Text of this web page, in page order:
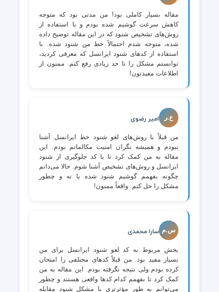
مقاله بسیار کاملی بود! من مدتی بود که متوجه
کاهش سرعت گوشیم شده بودم و با استفاده از
روش‌های تشخیص شنود که در این مقاله توضیح داده
شده، متوجه شدم احتمالاً خط من شنود شده. با
استفاده از کدهای شنود ایرانسل که معرفی کردید،
توانستم مشکل را تا حد زیادی رفع کنم. ممنون از
اطلاعات مفیدتون!
ع.ر امیر رضوی
من قبلاً با روش‌های لغو شنود خط ایرانسل آشنا
نبودم و همیشه نگران امنیت مکالماتم بودم. این
مقاله به من کمک کرد تا با کد جلوگیری از شنود
ایرانسل و روش‌های تشخیص آشنا شوم. حالا می‌دانم
چگونه بفهمم گوشیم شنود شده یا نه و چطور
مشکل را حل کنم. واقعاً ممنون!
س.م سارا محمدی
بخش مربوط به کد لغو شنود ایرانسل برای من
بسیار مفید بود. من قبلاً کدهای مختلفی را امتحان
کرده بودم ولی نتیجه نگرفته بودم. این مقاله به من
کمک کرد تا بفهمم کدام کدها واقعی هستند و چطور
می‌توانم به طور مؤثرتری با مشکل شنود مقابله